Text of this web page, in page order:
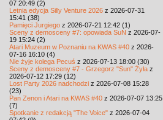
07 20:49 (2)
Letnia edycja Silly Venture 2026 z 2026-07-31
15:41 (38)
Pamięci Jurgiego z 2026-07-21 12:42 (1)
Sceny z demosceny #7: opowiada SuN z 2026-07-
19 15:24 (2)
Atari Muzeum w Poznaniu na KWAS #40 z 2026-
07-16 16:10 (4)
Nie żyje kolega Pecuś z 2026-07-13 18:00 (30)
Sceny z demosceny #7 - Grzegorz "Sun" Żyła z
2026-07-12 17:29 (12)
Lost Party 2026 nadchodzi z 2026-07-08 15:28
(23)
Pan Zenon i Atari na KWAS #40 z 2026-07-07 13:25
(7)
Spotkanie z redakcją "The Voice" z 2026-07-04